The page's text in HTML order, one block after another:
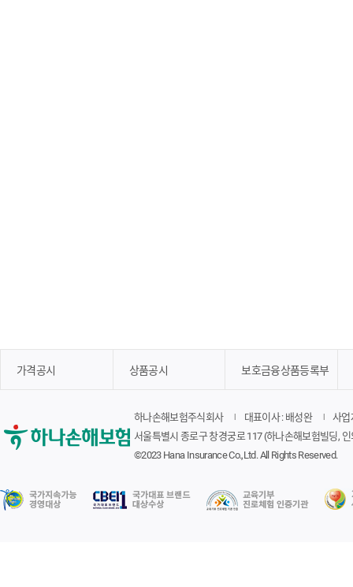
가격공시 상품공시 보호금융상품등록부
하나손해보험주식회사 대표이사 : 배성완
사업
서울특별시 종로구 창경궁로 117 (하나손해보험빌딩,
©2023 Hana Insurance Co.,Ltd. All Rights Reserved.